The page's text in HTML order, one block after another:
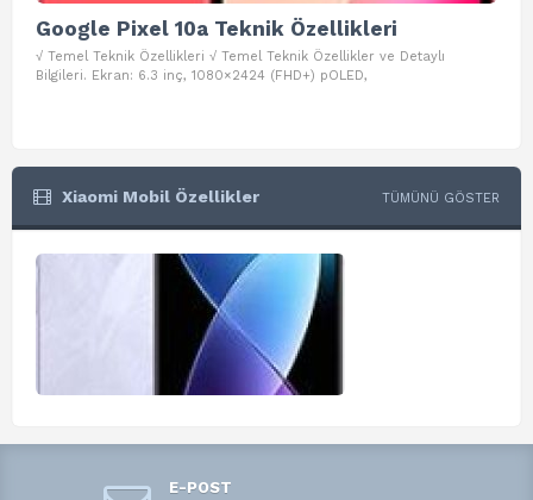
Google Pixel 10a Teknik Özellikleri
√ Temel Teknik Özellikleri √ Temel Teknik Özellikler ve Detaylı
Bilgileri. Ekran: 6.3 inç, 1080×2424 (FHD+) pOLED,
Xiaomi Mobil Özellikler TÜMÜNÜ GÖSTER
E-POST